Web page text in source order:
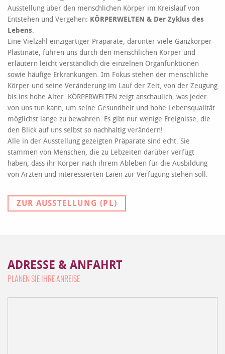
Ausstellung über den menschlichen Körper im Kreislauf von
Entstehen und Vergehen: KÖRPERWELTEN & Der Zyklus des
Lebens.
Eine Vielzahl einzigartiger Präparate, darunter viele Ganzkörper-
Plastinate, führen uns durch den menschlichen Körper und
erläutern leicht verständlich die einzelnen Organfunktionen
sowie häufige Erkrankungen. Im Fokus stehen der menschliche
Körper und seine Veränderung im Lauf der Zeit, von der Zeugung
bis ins hohe Alter. KÖRPERWELTEN zeigt anschaulich, was jeder
von uns tun kann, um seine Gesundheit und hohe Lebensqualität
möglichst lange zu bewahren. Es gibt nur wenige Ereignisse, die
den Blick auf uns selbst so nachhaltig verändern!
Alle in der Ausstellung gezeigten Präparate sind echt. Sie
stammen von Menschen, die zu Lebzeiten darüber verfügt
haben, dass ihr Körper nach ihrem Ableben für die Ausbildung
von Ärzten und interessierten Laien zur Verfügung stehen soll.
ZUR AUSSTELLUNG (PL)
ADRESSE & ANFAHRT
PLANEN SIE IHRE ANREISE